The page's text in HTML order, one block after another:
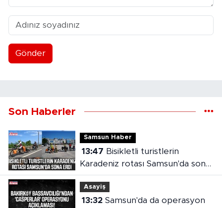
Gönder
Son Haberler
Samsun Haber
13:47
Karadeniz rotası Samsun'da sona
erdi
Asayiş
13:32Samsun'da da operasyon